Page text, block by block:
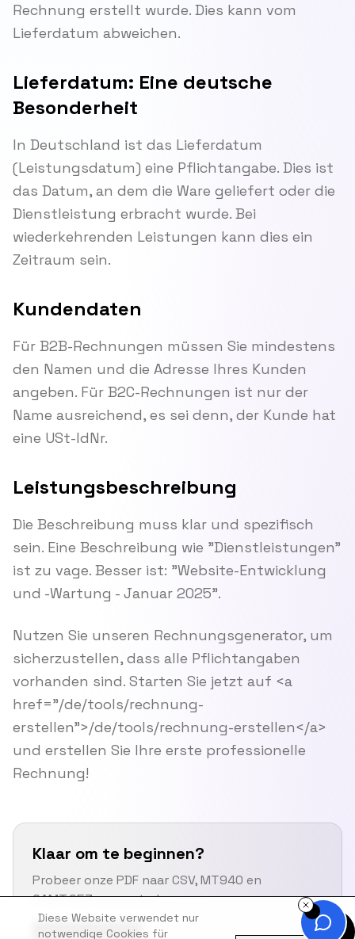
Rechnung erstellt wurde. Dies kann vom
Lieferdatum abweichen.
Lieferdatum: Eine deutsche
Besonderheit
In Deutschland ist das Lieferdatum
(Leistungsdatum) eine Pflichtangabe. Dies ist
das Datum, an dem die Ware geliefert oder die
Dienstleistung erbracht wurde. Bei
wiederkehrenden Leistungen kann dies ein
Zeitraum sein.
Kundendaten
Für B2B-Rechnungen müssen Sie mindestens
den Namen und die Adresse Ihres Kunden
angeben. Für B2C-Rechnungen ist nur der
Name ausreichend, es sei denn, der Kunde hat
eine USt-IdNr.
Leistungsbeschreibung
Die Beschreibung muss klar und spezifisch
sein. Eine Beschreibung wie "Dienstleistungen"
ist zu vage. Besser ist: "Website-Entwicklung
und -Wartung - Januar 2025".
Nutzen Sie unseren Rechnungsgenerator, um
sicherzustellen, dass alle Pflichtangaben
vorhanden sind. Starten Sie jetzt auf <a
href="/de/tools/rechnung-
erstellen">/de/tools/rechnung-erstellen</a>
und erstellen Sie Ihre erste professionelle
Rechnung!
Klaar om te beginnen?
Probeer onze PDF naar CSV, MT940 en
CAMT.053 converter!
Diese Website verwendet nur
notwendige Cookies für